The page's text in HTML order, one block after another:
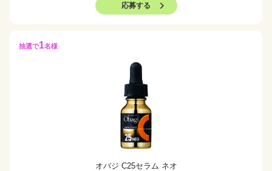
応募する
抽選で1名様
オバジ C25セラム ネオ